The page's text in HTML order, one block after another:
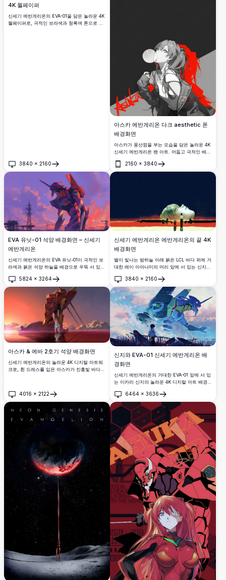
4K 월페이퍼
신세기 에반게리온의 EVA-01을 담은 놀라운 4K
월페이퍼로, 극적인 보라색과 청록색 톤으로 렌
3840 × 2160
열기
아스카 에반게리온 다크 aesthetic 폰
배경화면
아스카가 풍선껌을 부는 모습을 담은 놀라운 4K
신세기 에반게리온 팬 아트. 어둡고 극적인 배경
케일 팔레트로 렌더링되었습니다. 완벽한 고해
상도 폰 배경화면.
2160 × 3840
열기
EVA 유닛-01 석양 배경화면 – 신세기
에반게리온
신세기 에반게리온의 EVA 유닛-01이 극적인 보
라색과 붉은 석양 하늘을 배경으로 우뚝 서 있
4K 배경화면입니다. 고해상도 애니메이션 아트.
5824 × 3264
열기
신세기 에반게리온 에반게리온의 끝 4K
배경화면
별이 빛나는 밤하늘 아래 붉은 LCL 바다 위에 거
대한 레이 아야나미의 머리 앞에 서 있는 신지와
징적인 장면으로, 에반게리온의 끝이 가진 섬뜩
한 아름다움을 담아냈습니다.
3840 × 2160
열기
아스카 & 에바 2호기 석양 배경화면
신세기 에반게리온의 놀라운 4K 디지털 아트워
크로, 흰 드레스를 입은 아스카가 진홍빛 바다
다.
4016 × 2122
열기
신지와 EVA-01 신세기 에반게리온 배
경화면
신세기 에반게리온의 거대한 EVA-01 앞에 서 있
는 이카리 신지의 놀라운 4K 디지털 아트 배경화
는 고해상도 디테일이 담긴 극적이고 생동감 넘
치는 장면.
6464 × 3636
열기